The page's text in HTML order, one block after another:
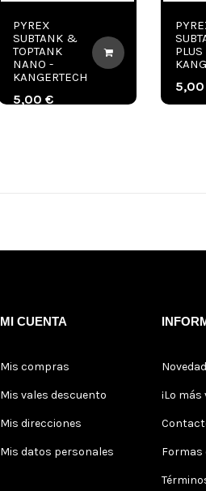
PYREX
SUBTANK &
TOPTANK
NANO -
KANGERTECH
5,00 €
PLUS
MI CUENTA
Mis compras
Mis vales descuento
Mis direcciones
Mis datos personales
¡Lo más
Formas